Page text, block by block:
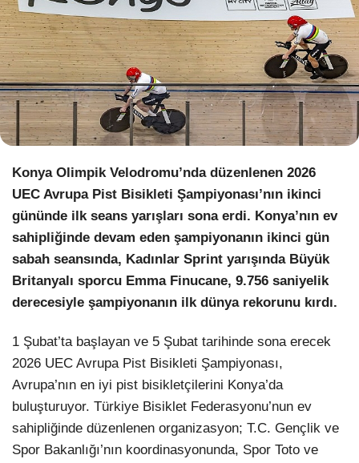
Instagram
Youtube
Pinterest
Dribbble
LinkedIn
Konya Olimpik Velodromu’nda düzenlenen 2026
UEC Avrupa Pist Bisikleti Şampiyonası’nın ikinci
gününde ilk seans yarışları sona erdi. Konya’nın ev
sahipliğinde devam eden şampiyonanın ikinci gün
sabah seansında, Kadınlar Sprint yarışında Büyük
Britanyalı sporcu Emma Finucane, 9.756 saniyelik
derecesiyle şampiyonanın ilk dünya rekorunu kırdı.
1 Şubat’ta başlayan ve 5 Şubat tarihinde sona erecek
2026 UEC Avrupa Pist Bisikleti Şampiyonası,
Avrupa’nın en iyi pist bisikletçilerini Konya’da
buluşturuyor. Türkiye Bisiklet Federasyonu’nun ev
sahipliğinde düzenlenen organizasyon; T.C. Gençlik ve
Spor Bakanlığı’nın koordinasyonunda, Spor Toto ve